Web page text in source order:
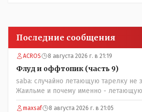
Последние сообщения
ACROS 8 августа 2026 г. в 21:19
Флуд и оффтопик (часть 9)
saba: случайно летающую тарелку не
Жаильме и почему именно - летающую
maxsaf 8 августа 2026 г. в 21:05